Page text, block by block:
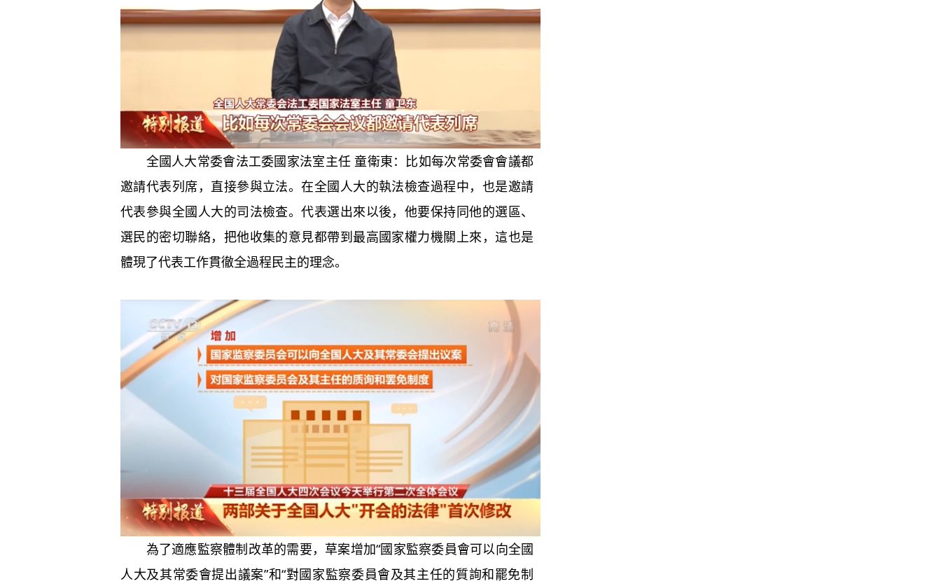
全國人大常委會法工委國家法室主任 童衛東：比如每次常委會會議都
邀請代表列席，直接參與立法。在全國人大的執法檢查過程中，也是邀請
代表參與全國人大的司法檢查。代表選出來以後，他要保持同他的選區、
選民的密切聯絡，把他收集的意見都帶到最高國家權力機關上來，這也是
體現了代表工作貫徹全過程民主的理念。
為了適應監察體制改革的需要，草案增加“國家監察委員會可以向全國
人大及其常委會提出議案”和“對國家監察委員會及其主任的質詢和罷免制